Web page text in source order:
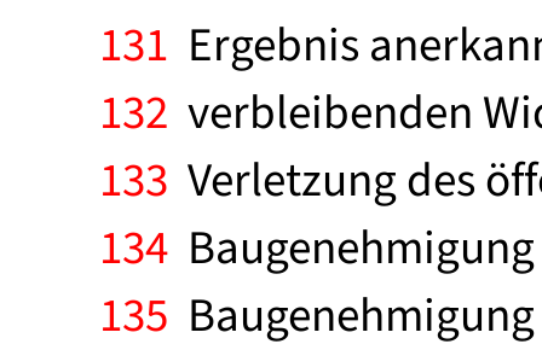
131 Ergebnis
132 verbleibenden
133 Verletzung des
134
135